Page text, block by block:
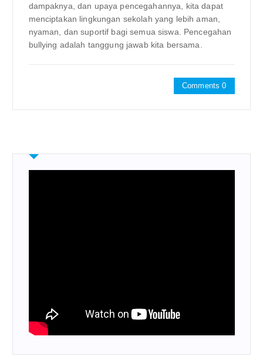
dampaknya, dan upaya pencegahannya, kita dapat
menciptakan lingkungan sekolah yang lebih aman,
nyaman, dan suportif bagi semua siswa. Pencegahan
bullying adalah tanggung jawab kita bersama.
Comments 0